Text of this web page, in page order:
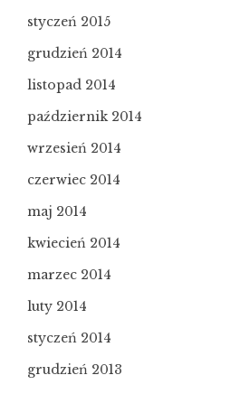
styczeń 2015
grudzień 2014
listopad 2014
październik 2014
wrzesień 2014
czerwiec 2014
maj 2014
kwiecień 2014
marzec 2014
luty 2014
styczeń 2014
grudzień 2013